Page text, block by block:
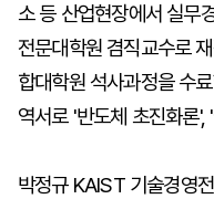
소 등 산업현장에서 실무
전문대학원 겸직교수로
합대학원 석사과정을 수
역서로 '반도체 초진화론
박정규 KAIST 기술경영